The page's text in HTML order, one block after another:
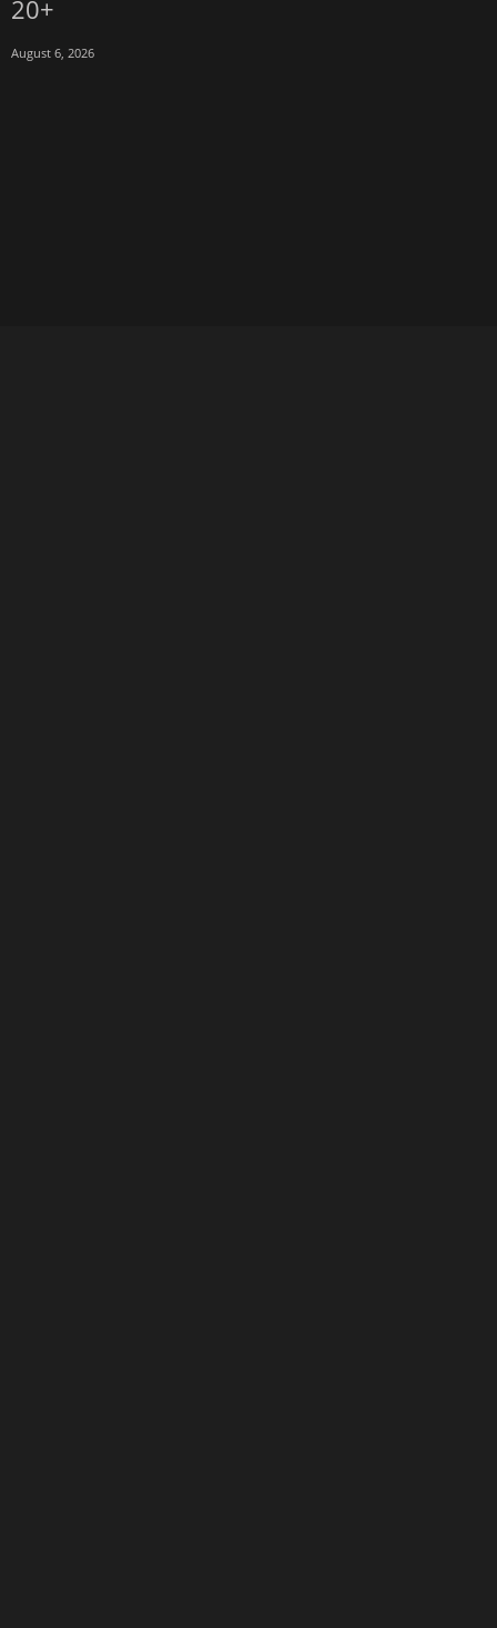
20+
August 6, 2026